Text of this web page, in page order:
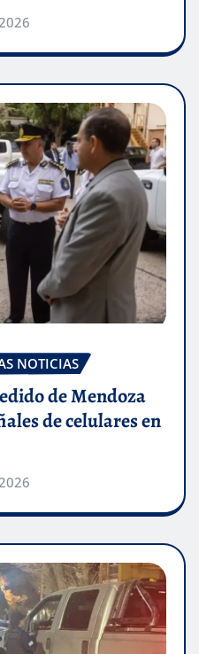
NOTICIAS
de Mendoza
de celulares en